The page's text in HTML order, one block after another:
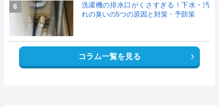
6
洗濯機の排水口がくさすぎる！下水・汚
れの臭いの5つの原因と対策・予防策
コラム一覧を見る